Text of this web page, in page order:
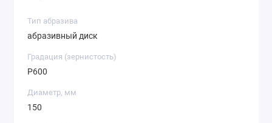
Тип абразива
абразивный диск
Градация (зернистость)
P600
Диаметр, мм
150